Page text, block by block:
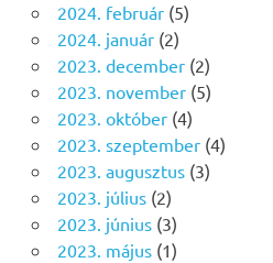
2024. február(5)
2024. január(2)
2023. december(2)
2023. november(5)
2023. október(4)
2023. szeptember(4)
2023. augusztus(3)
2023. július(2)
2023. június(3)
2023. május(1)